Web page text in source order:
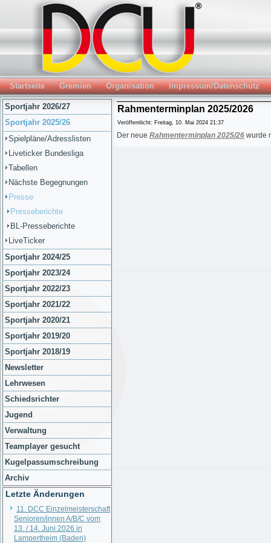
Startseite Gremien Organisation Impressum/Datenschutz
Sportjahr 2026/27
Sportjahr 2025/26
Spielpläne/Adresslisten
Liveticker Bundesliga
Tabellen
Nächste Begegnungen
Presse
Presseberichte
BL-Presseberichte
LiveTicker
Sportjahr 2024/25
Sportjahr 2023/24
Sportjahr 2022/23
Sportjahr 2021/22
Sportjahr 2020/21
Sportjahr 2019/20
Sportjahr 2018/19
Newsletter
Lehrwesen
Schiedsrichter
Jugend
Verwaltung
Teamplayer gesucht
Kugelpassumschreibung
Archiv
Letzte Änderungen
11. DCC Einzelmeisterschaft
Senioren/innen A/B/C vom
13. / 14. Juni 2026 in
Lampertheim (Baden)
Rahmenterminplan 2025/2026
Veröffentlicht: Freitag, 10. Mai 2024 21:37
Der neue Rahmenterminplan 2025/26 wurde